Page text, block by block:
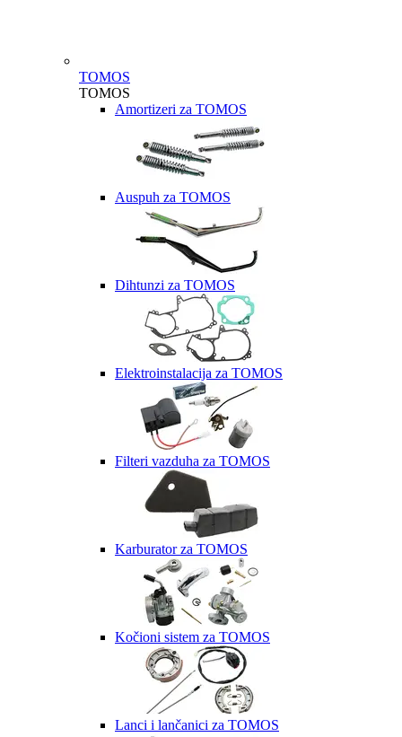
TOMOS
TOMOS
Amortizeri za TOMOS
Auspuh za TOMOS
Dihtunzi za TOMOS
Elektroinstalacija za TOMOS
Filteri vazduha za TOMOS
Karburator za TOMOS
Kočioni sistem za TOMOS
Lanci i lančanici za TOMOS